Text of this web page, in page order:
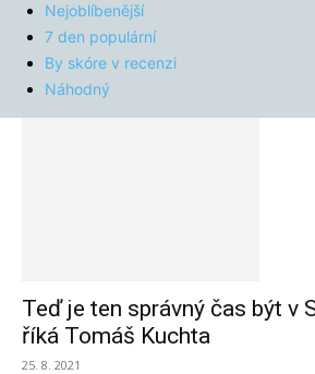
Nejoblíbenější
7 den populární
By skóre v recenzi
Náhodný
Teď je ten správný čas být v
říká Tomáš Kuchta
25. 8. 2021